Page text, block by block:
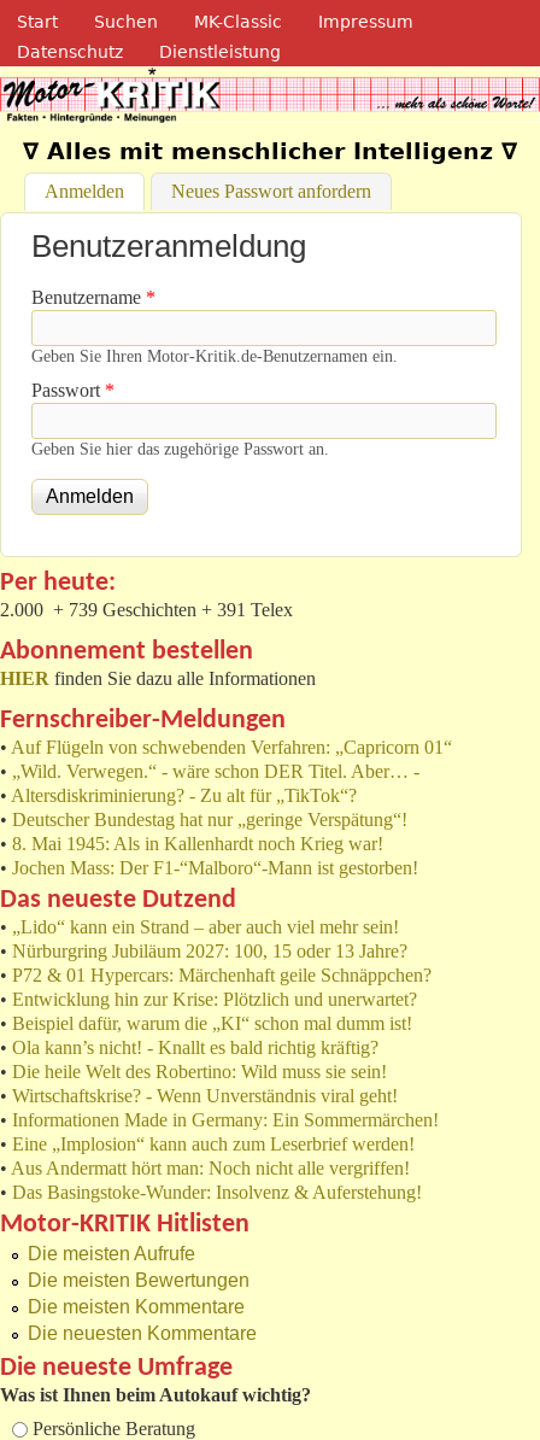
Direkt zum Inhalt
Navigation
Start Suchen MK-Classic
Impressum
Datenschutz
Dienstleistung
Motor-Kritik.de
∇ Alles mit menschlicher Intelligenz ∇
Anmelden (aktiver Reiter)
Neues Passwort anfordern
Benutzeranmeldung
Benutzername *
Geben Sie Ihren Motor-Kritik.de-Benutzernamen ein.
Passwort *
Geben Sie hier das zugehörige Passwort an.
Per heute:
2.000 + 739 Geschichten + 391 Telex
Abonnement bestellen
HIER finden Sie dazu alle Informationen
Fernschreiber-Meldungen
• Auf Flügeln von schwebenden Verfahren: „Capricorn 01“
• „Wild. Verwegen.“ - wäre schon DER Titel. Aber… -
• Altersdiskriminierung? - Zu alt für „TikTok“?
• Deutscher Bundestag hat nur „geringe Verspätung“!
• 8. Mai 1945: Als in Kallenhardt noch Krieg war!
• Jochen Mass: Der F1-“Malboro“-Mann ist gestorben!
Das neueste Dutzend
• „Lido“ kann ein Strand – aber auch viel mehr sein!
• Nürburgring Jubiläum 2027: 100, 15 oder 13 Jahre?
• P72 & 01 Hypercars: Märchenhaft geile Schnäppchen?
• Entwicklung hin zur Krise: Plötzlich und unerwartet?
• Beispiel dafür, warum die „KI“ schon mal dumm ist!
• Ola kann’s nicht! - Knallt es bald richtig kräftig?
• Die heile Welt des Robertino: Wild muss sie sein!
• Wirtschaftskrise? - Wenn Unverständnis viral geht!
• Informationen Made in Germany: Ein Sommermärchen!
• Eine „Implosion“ kann auch zum Leserbrief werden!
• Aus Andermatt hört man: Noch nicht alle vergriffen!
• Das Basingstoke-Wunder: Insolvenz & Auferstehung!
Motor-KRITIK Hitlisten
Die meisten Aufrufe
Die meisten Bewertungen
Die meisten Kommentare
Die neuesten Kommentare
Die neueste Umfrage
Was ist Ihnen beim Autokauf wichtig?
Auswahlmöglichkeiten
Persönliche Beratung